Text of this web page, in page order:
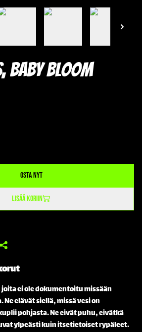
Baby Bloom
Osta nyt
Lisää koriin
ei ole dokumentoitu missään
elävät siellä, missä vesi on
pohjasta. Ne eivät puhu, eivätkä
ylpeästi kuin itsetietoiset rypäleet.